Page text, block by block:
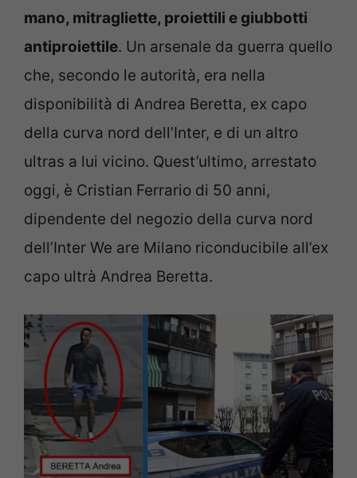
mano, mitragliette, proiettili e giubbotti
antiproiettile. Un arsenale da guerra quello
che, secondo le autorità, era nella
disponibilità di Andrea Beretta, ex capo
della curva nord dell’Inter, e di un altro
ultras a lui vicino. Quest’ultimo, arrestato
oggi, è Cristian Ferrario di 50 anni,
dipendente del negozio della curva nord
dell’Inter We are Milano riconducibile all’ex
capo ultrà Andrea Beretta.